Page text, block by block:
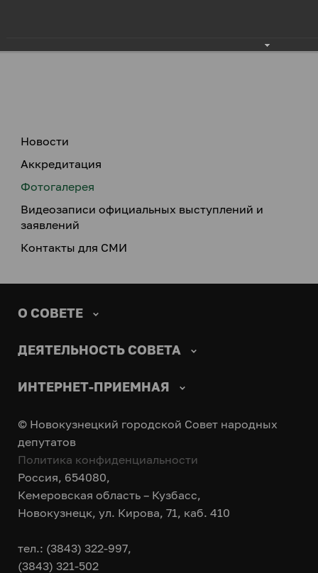
Новости
Аккредитация
Фотогалерея
Видеозаписи официальных выступлений и
заявлений
Контакты для СМИ
О СОВЕТЕ
ДЕЯТЕЛЬНОСТЬ СОВЕТА
ИНТЕРНЕТ-ПРИЕМНАЯ
© Новокузнецкий городской Совет народных
депутатов
Политика конфиденциальности
Россия, 654080,
Кемеровская область – Кузбасс,
Новокузнецк, ул. Кирова, 71, каб. 410
тел.: (3843) 322-997,
(3843) 321-502